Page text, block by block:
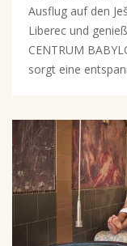
Ausflug auf den
Liberec und
CENTRUM
sorgt eine